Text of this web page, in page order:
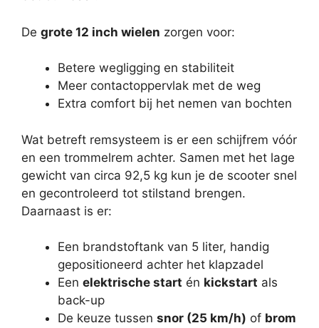
De grote 12 inch wielen zorgen voor:
Betere wegligging en stabiliteit
Meer contactoppervlak met de weg
Extra comfort bij het nemen van bochten
Wat betreft remsysteem is er een schijfrem vóór
en een trommelrem achter. Samen met het lage
gewicht van circa 92,5 kg kun je de scooter snel
en gecontroleerd tot stilstand brengen.
Daarnaast is er:
Een brandstoftank van 5 liter, handig
gepositioneerd achter het klapzadel
Een elektrische start én kickstart als
back-up
De keuze tussen snor (25 km/h) of brom